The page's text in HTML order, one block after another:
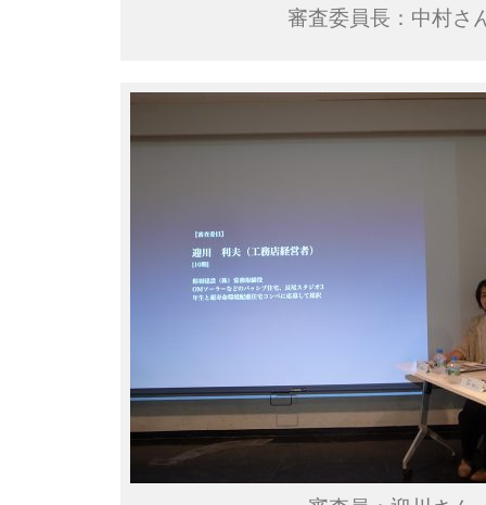
審査委員長：中村さ